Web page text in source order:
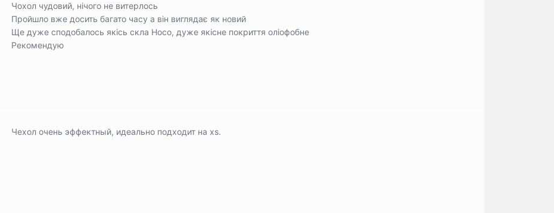
Чохол чудовий, нічого не витерлось
Пройшло вже досить багато часу а він виглядає як новий
Ще дуже сподобалось якісь скла Hoco, дуже якісне покриття оліофобне
Рекомендую
Чехол очень эффектный, идеально подходит на хs.